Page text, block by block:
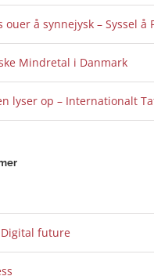
å synnejysk – Syssel å
Mindretal i Danmark
lyser op – Internationalt
future